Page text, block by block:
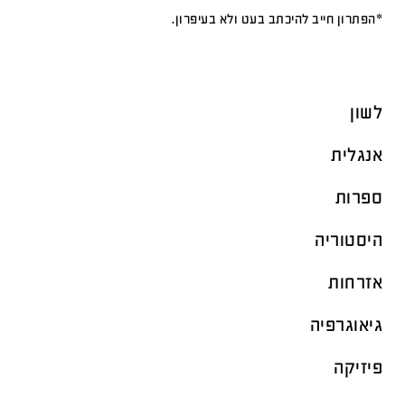
*הפתרון חייב להיכתב בעט ולא בעיפרון.
לשון
אנגלית
ספרות
היסטוריה
אזרחות
גיאוגרפיה
פיזיקה